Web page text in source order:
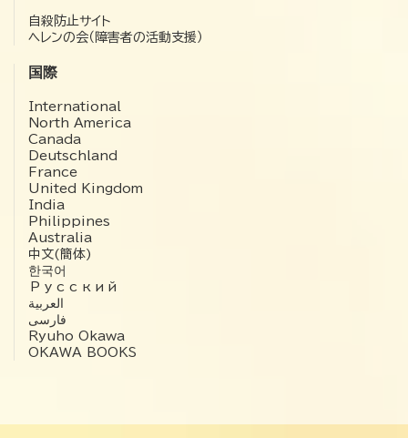
自殺防止サイト
ヘレンの会（障害者の活動支援）
国際
International
North America
Canada
Deutschland
France
United Kingdom
India
Philippines
Australia
中文(簡体)
한국어
Русский
العربية‏
فارسی
Ryuho Okawa
OKAWA BOOKS